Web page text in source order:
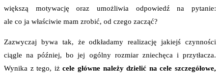
większą motywację oraz umożliwia odpowiedź na pytanie:
ale co ja właściwie mam zrobić, od czego zacząć?
Zazwyczaj bywa tak, że odkładamy realizację jakiejś czynności
ciągle na później, bo jej ogólny rozmiar zniechęca i przytłacza.
Wynika z tego, iżcele główne należy dzielić na cele szczegółowe,